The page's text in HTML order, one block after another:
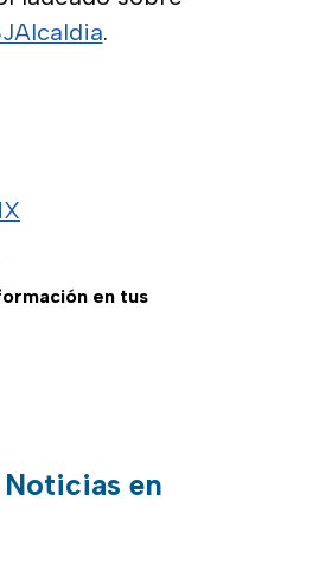
.
en tus
en